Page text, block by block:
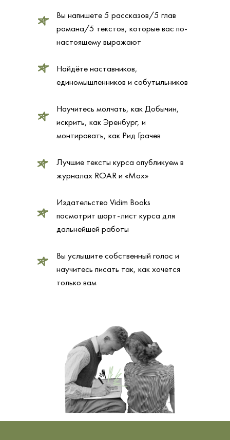
Вы напишете 5 рассказов/5 глав
романа/5 текстов, которые вас по-
настоящему выражают
Найдёте наставников,
единомышленников и собутыльников
Научитесь молчать, как Добычин,
искрить, как Эренбург, и
монтировать, как Рид Грачев
Лучшие тексты курса опубликуем в
журналах ROAR и «Мох»
Издательство Vidim Books
посмотрит шорт-лист курса для
дальнейшей работы
Вы услышите собственный голос и
научитесь писать так, как хочется
только вам